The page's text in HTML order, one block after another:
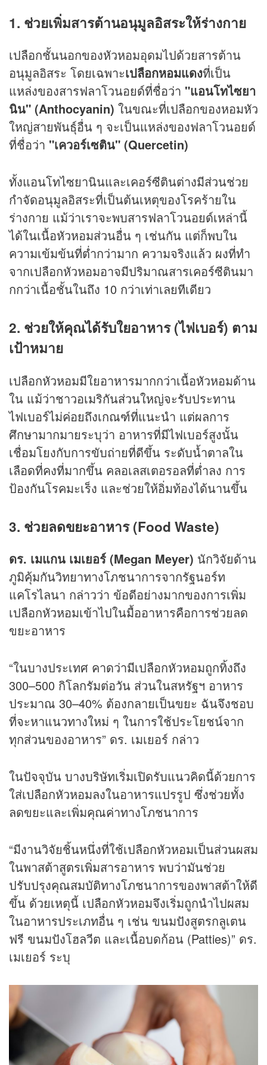
1. ช่วยเพิ่มสารต้านอนุมูลอิสระให้ร่างกาย
เปลือกชั้นนอกของหัวหอมอุดมไปด้วยสารต้าน
อนุมูลอิสระ โดยเฉพาะเปลือกหอมแดงที่เป็น
แหล่งของสารฟลาโวนอยด์ที่ชื่อว่า "แอนโทไซยา
นิน" (Anthocyanin) ในขณะที่เปลือกของหอมหัว
ใหญ่สายพันธุ์อื่น ๆ จะเป็นแหล่งของฟลาโวนอยด์
ที่ชื่อว่า "เควอร์เซติน" (Quercetin)
ทั้งแอนโทไซยานินและเคอร์ซีตินต่างมีส่วนช่วย
กำจัดอนุมูลอิสระที่เป็นต้นเหตุของโรคร้ายใน
ร่างกาย แม้ว่าเราจะพบสารฟลาโวนอยด์เหล่านี้
ได้ในเนื้อหัวหอมส่วนอื่น ๆ เช่นกัน แต่ก็พบใน
ความเข้มข้นที่ต่ำกว่ามาก ความจริงแล้ว ผงที่ทำ
จากเปลือกหัวหอมอาจมีปริมาณสารเคอร์ซีตินมา
กกว่าเนื้อชั้นในถึง 10 กว่าเท่าเลยทีเดียว
2. ช่วยให้คุณได้รับใยอาหาร (ไฟเบอร์) ตาม
เป้าหมาย
เปลือกหัวหอมมีใยอาหารมากกว่าเนื้อหัวหอมด้าน
ใน แม้ว่าชาวอเมริกันส่วนใหญ่จะรับประทาน
ไฟเบอร์ไม่ค่อยถึงเกณฑ์ที่แนะนำ แต่ผลการ
ศึกษามากมายระบุว่า อาหารที่มีไฟเบอร์สูงนั้น
เชื่อมโยงกับการขับถ่ายที่ดีขึ้น ระดับน้ำตาลใน
เลือดที่คงที่มากขึ้น คลอเลสเตอรอลที่ต่ำลง การ
ป้องกันโรคมะเร็ง และช่วยให้อิ่มท้องได้นานขึ้น
3. ช่วยลดขยะอาหาร (Food Waste)
ดร. เมแกน เมเยอร์ (Megan Meyer) นักวิจัยด้าน
ภูมิคุ้มกันวิทยาทางโภชนาการจากรัฐนอร์ท
แคโรไลนา กล่าวว่า ข้อดีอย่างมากของการเพิ่ม
เปลือกหัวหอมเข้าไปในมื้ออาหารคือการช่วยลด
ขยะอาหาร
“ในบางประเทศ คาดว่ามีเปลือกหัวหอมถูกทิ้งถึง
300–500 กิโลกรัมต่อวัน ส่วนในสหรัฐฯ อาหาร
ประมาณ 30–40% ต้องกลายเป็นขยะ ฉันจึงชอบ
ที่จะหาแนวทางใหม่ ๆ ในการใช้ประโยชน์จาก
ทุกส่วนของอาหาร” ดร. เมเยอร์ กล่าว
ในปัจจุบัน บางบริษัทเริ่มเปิดรับแนวคิดนี้ด้วยการ
ใส่เปลือกหัวหอมลงในอาหารแปรรูป ซึ่งช่วยทั้ง
ลดขยะและเพิ่มคุณค่าทางโภชนาการ
“มีงานวิจัยชิ้นหนึ่งที่ใช้เปลือกหัวหอมเป็นส่วนผสม
ในพาสต้าสูตรเพิ่มสารอาหาร พบว่ามันช่วย
ปรับปรุงคุณสมบัติทางโภชนาการของพาสต้าให้ดี
ขึ้น ด้วยเหตุนี้ เปลือกหัวหอมจึงเริ่มถูกนำไปผสม
ในอาหารประเภทอื่น ๆ เช่น ขนมปังสูตรกลูเตน
ฟรี ขนมปังโฮลวีต และเนื้อบดก้อน (Patties)” ดร.
เมเยอร์ ระบุ